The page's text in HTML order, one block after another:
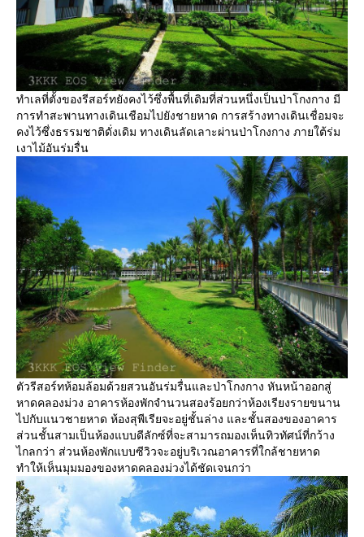
ทำเลที่ตั้งของรีสอร์ทยังคงไว้ซึ่งพื้นที่เดิมที่ส่วนหนึ่งเป็นป่าโกงกาง มี
การทำสะพานทางเดินเชือมไปยังชายหาด การสร้างทางเดินเชื่อมจะ
คงไว้ซึ่งธรรมชาติดั่งเดิม ทางเดินลัดเลาะผ่านป่าโกงกาง ภายใต้ร่ม
เงาไม้อันร่มรื่น
ตัวรีสอร์ทห้อมล้อมด้วยสวนอันร่มรื่นและป่าโกงกาง หันหน้าออกสู่
หาดคลองม่วง อาคารห้องพักจำนวนสองร้อยกว่าห้องเรียงรายขนาน
ไปกับแนวชายหาด ห้องสุพีเรียจะอยู่ชั้นล่าง และชั้นสองของอาคาร
ส่วนชั้นสามเป็นห้องแบบดีลักซ์ที่จะสามารถมองเห็นทิวทัศน์ที่กว้าง
ไกลกว่า ส่วนห้องพักแบบซีวิวจะอยู่บริเวณอาคารที่ใกล้ชายหาด
ทำให้เห็นมุมมองของหาดคลองม่วงได้ชัดเจนกว่า